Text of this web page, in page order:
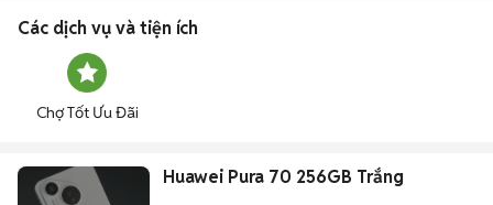
Các dịch vụ và tiện ích
Chợ Tốt Ưu Đãi
Huawei Pura 70 256GB Trắng